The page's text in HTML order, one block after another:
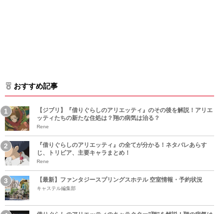
おすすめ記事
【ジブリ】『借りぐらしのアリエッティ』のその後を解説！アリエ
ッティたちの新たな住処は？翔の病気は治る？
Rene
『借りぐらしのアリエッティ』の全てが分かる！ネタバレあらす
じ、トリビア、主要キャラまとめ！
Rene
【最新】ファンタジースプリングスホテル 空室情報・予約状況
キャステル編集部